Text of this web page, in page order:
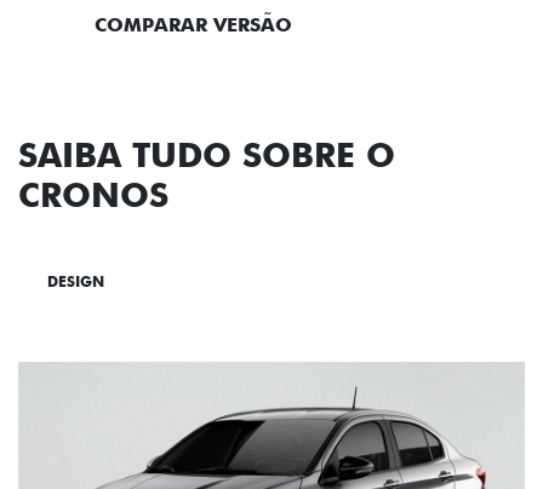
COMPARAR VERSÃO
SAIBA TUDO SOBRE O
CRONOS
DESIGN